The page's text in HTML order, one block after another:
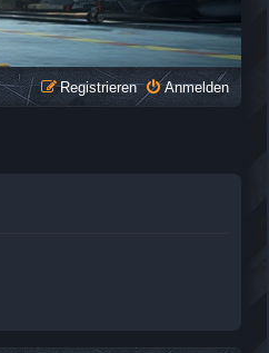
Anmelden
Registrieren